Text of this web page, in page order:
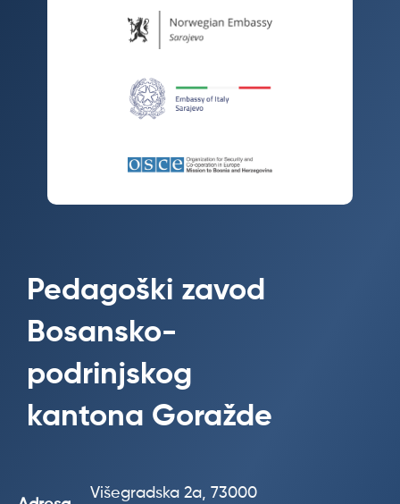
Pedagoški zavod
Bosansko-
podrinjskog
kantona Goražde
Višegradska 2a, 73000